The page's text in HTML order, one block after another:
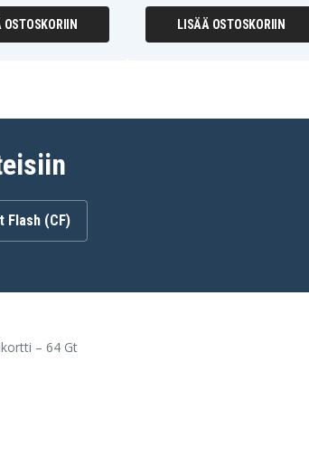
OSTOSKORIIN LISÄÄ OSTOSKORIIN
Flash (CF)
– 64 Gt